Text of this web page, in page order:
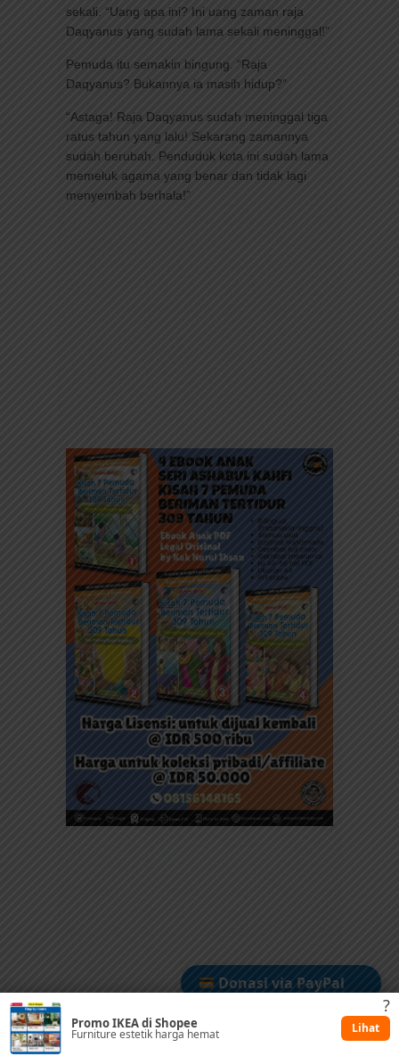
sekali. “Uang apa ini? Ini uang zaman raja
Daqyanus yang sudah lama sekali meninggal!”
Pemuda itu semakin bingung. “Raja
Daqyanus? Bukannya ia masih hidup?”
“Astaga! Raja Daqyanus sudah meninggal tiga
ratus tahun yang lalu! Sekarang zamannya
sudah berubah. Penduduk kota ini sudah lama
memeluk agama yang benar dan tidak lagi
menyembah berhala!”
Donasi via PayPal
Dukung via Kitabisa
?
Promo IKEA di Shopee
Furniture estetik harga hemat Lihat